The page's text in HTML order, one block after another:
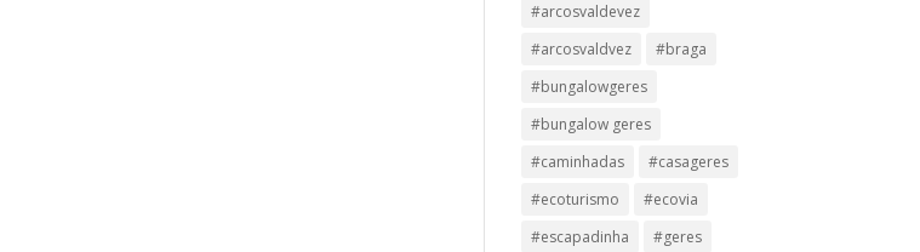
#arcosvaldevez
#arcosvaldvez
#braga
#bungalowgeres
#bungalow geres
#caminhadas
#casageres
#ecoturismo
#ecovia
#escapadinha
#geres